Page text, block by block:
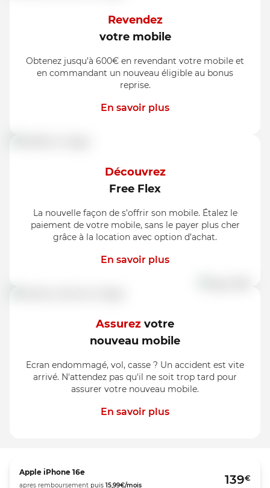
Revendez
votre mobile
Obtenez jusqu’à 600€ en revendant votre mobile et
en commandant un nouveau éligible au bonus
reprise.
En savoir plus
Découvrez
Free Flex
La nouvelle façon de s’offrir son mobile. Étalez le
paiement de votre mobile, sans le payer plus cher
grâce à la location avec option d’achat.
En savoir plus
Assurez votre
nouveau mobile
Ecran endommagé, vol, casse ? Un accident est vite
arrivé. N'attendez pas qu'il ne soit trop tard pour
assurer votre nouveau mobile.
En savoir plus
Apple iPhone 16e
apres remboursement puis 15,99€/mois 139€